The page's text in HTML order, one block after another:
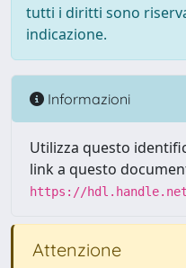
tutti i diritti sono
indicazione.
Informazioni
Utilizza questo
link a questo
https://
Attenzione